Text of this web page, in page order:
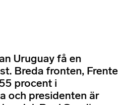
Uruguay få en
Breda fronten, Frente
procent i
och presidenten är